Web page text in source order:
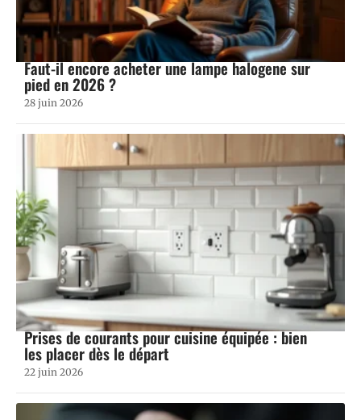
Faut-il encore acheter une lampe halogene sur
pied en 2026 ?
28 juin 2026
Prises de courants pour cuisine équipée : bien
les placer dès le départ
22 juin 2026